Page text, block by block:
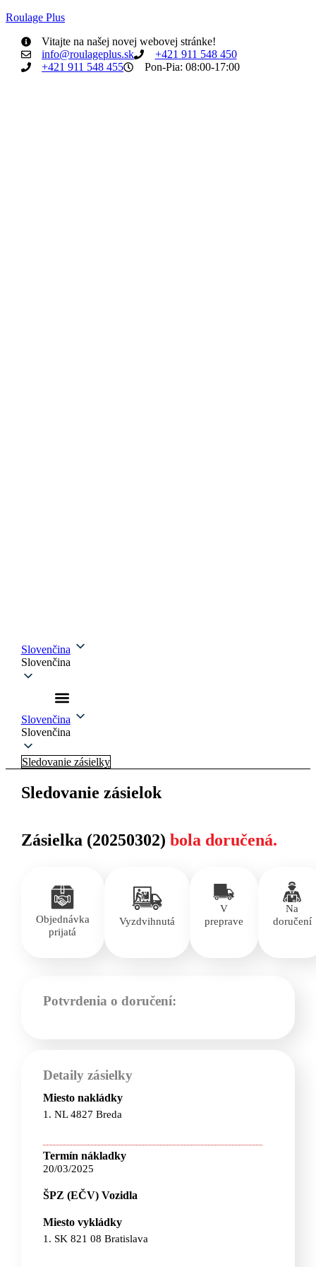
Roulage Plus
Vitajte na našej novej webovej stránke!
info@roulageplus.sk
+421 911 548 450
+421 911 548 455
Pon-Pia: 08:00-17:00
Slovenčina
Slovenčina
Slovenčina
Slovenčina
Sledovanie zásielky
Sledovanie zásielok
Zásielka (20250302) bola doručená.
Objednávka
prijatá
Vyzdvihnutá
V
preprave
Na
doručení
Potvrdenia o doručení:
Detaily zásielky
Miesto nakládky
1. NL 4827 Breda
Termín nákladky
20/03/2025
ŠPZ (EČV) Vozidla
Miesto vykládky
1. SK 821 08 Bratislava